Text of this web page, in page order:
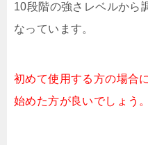
10段階の強さレベルから
なっています。
初めて使用する方の場合
始めた方が良いでしょう。